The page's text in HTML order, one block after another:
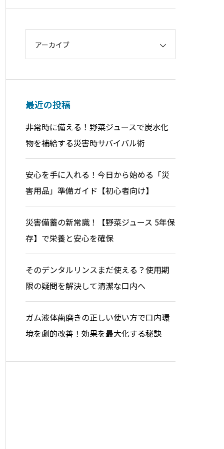
アーカイブ
最近の投稿
非常時に備える！野菜ジュースで炭水化
物を補給する災害時サバイバル術
安心を手に入れる！今日から始める「災
害用品」準備ガイド【初心者向け】
災害備蓄の新常識！【野菜ジュース 5年保
存】で栄養と安心を確保
そのデンタルリンスまだ使える？使用期
限の疑問を解決して清潔な口内へ
ガム液体歯磨きの正しい使い方で口内環
境を劇的改善！効果を最大化する秘訣